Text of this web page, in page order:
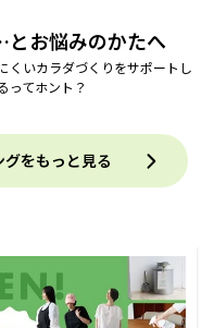
お悩みのかたへ
くいカラダづくりをサポートし
ってホント？
をもっと見る